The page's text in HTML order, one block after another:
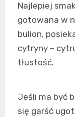
Najlepiej
gotowana w
bulion,
cytryny –
tłustość.
Jeśli ma być
się garść